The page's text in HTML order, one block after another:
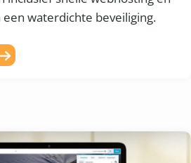
een waterdichte beveiliging.